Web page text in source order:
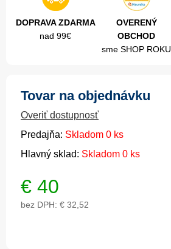
DOPRAVA ZDARMA
nad 99€
OVERENÝ
OBCHOD
sme SHOP ROKU
Tovar na objednávku
Overiť dostupnosť
Predajňa: Skladom 0 ks
Hlavný sklad: Skladom 0 ks
€ 40
bez DPH: € 32,52